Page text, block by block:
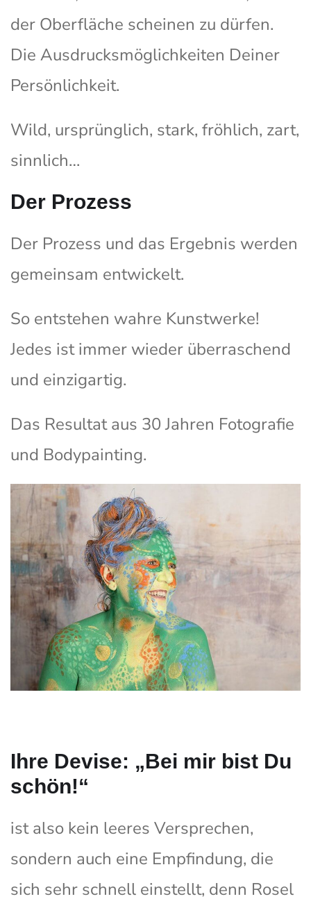
der Oberfläche scheinen zu dürfen.
Die Ausdrucksmöglichkeiten Deiner
Persönlichkeit.
Wild, ursprünglich, stark, fröhlich, zart,
sinnlich…
Der Prozess
Der Prozess und das Ergebnis werden
gemeinsam entwickelt.
So entstehen wahre Kunstwerke!
Jedes ist immer wieder überraschend
und einzigartig.
Das Resultat aus 30 Jahren Fotografie
und Bodypainting.
Ihre Devise: „Bei mir bist Du
schön!“
ist also kein leeres Versprechen,
sondern auch eine Empfindung, die
sich sehr schnell einstellt, denn Rosel